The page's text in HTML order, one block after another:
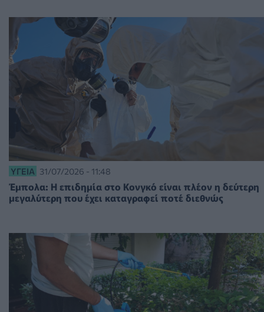
ΥΓΕΊΑ 31/07/2026 - 11:48
Έμπολα: Η επιδημία στο Κονγκό είναι πλέον η δεύτερη
μεγαλύτερη που έχει καταγραφεί ποτέ διεθνώς